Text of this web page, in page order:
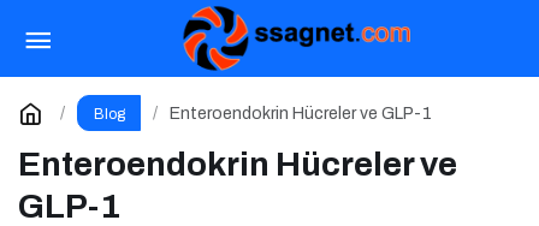
Blog Enteroendokrin Hücreler ve GLP-1
Enteroendokrin Hücreler ve
GLP-1
İçerik Kıyametinden Çıkış
Yorum Yap